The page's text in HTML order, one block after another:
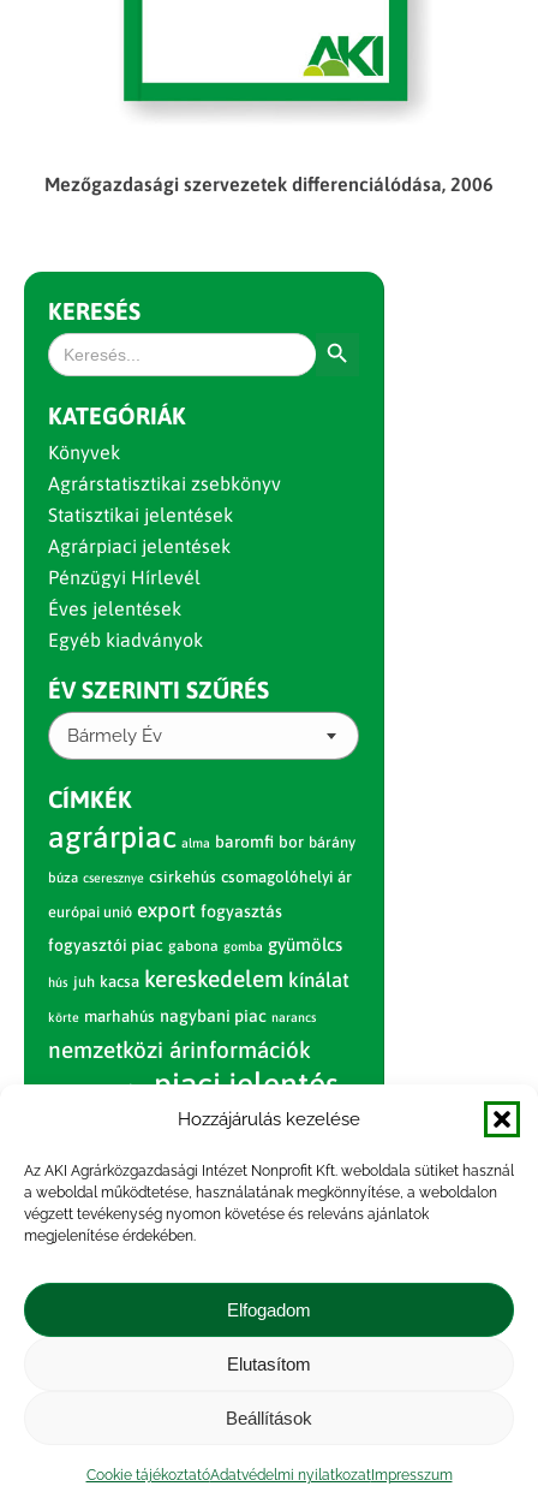
Hozzájárulás kezelése
Az AKI Agrárközgazdasági Intézet Nonprofit Kft. weboldala sütiket használ
a weboldal működtetése, használatának megkönnyítése, a weboldalon
végzett tevékenység nyomon követése és releváns ajánlatok
megjelenítése érdekében.
Elfogadom
Elutasítom
Beállítások
Cookie tájékoztatóAdatvédelmi nyilatkozatImpresszum
Mezőgazdasági szervezetek differenciálódása, 2006
KERESÉS
Search
for:
KATEGÓRIÁK
Könyvek
Agrárstatisztikai zsebkönyv
Statisztikai jelentések
Agrárpiaci jelentések
Pénzügyi Hírlevél
Éves jelentések
Egyéb kiadványok
ÉV SZERINTI SZŰRÉS
Bármely Év
CÍMKÉK
agrárpiac alma baromfi bor bárány
búza cseresznye csirkehús csomagolóhelyi ár
európai unió export fogyasztás
fogyasztói piac gabona gomba gyümölcs
hús juh kacsa kereskedelem kínálat
körte marhahús nagybani piac narancs
nemzetközi árinformációk
piac piaci jelentés
sertés sertéshús
szarvasmarha termelés termelői
ár tojás világpiac
vágóbárány
vágómarha vágósertés
Kapcsolat |
tájékoztató